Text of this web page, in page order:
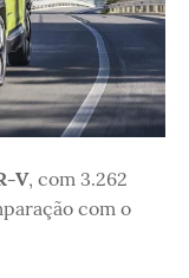
V, com 3.262
com o